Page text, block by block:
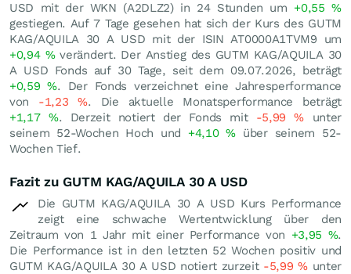
USD mit der WKN (A2DLZ2) in 24 Stunden um +0,55%
gestiegen. Auf 7 Tage gesehen hat sich der Kurs des GUTM
KAG/AQUILA 30 A USD mit der ISIN AT0000A1TVM9 um
+0,94 %verändert. Der Anstieg des GUTM KAG/AQUILA 30
A USD Fonds auf 30 Tage, seit dem 09.07.2026, beträgt
+0,59%. Der Fonds verzeichnet eine Jahresperformance
von -1,23%. Die aktuelle Monatsperformance beträgt
+1,17 %. Derzeit notiert der Fonds mit -5,99% unter
seinem 52-Wochen Hoch und +4,10% über seinem 52-
Wochen Tief.
Fazit zu GUTM KAG/AQUILA 30 A USD
Die GUTM KAG/AQUILA 30 A USD Kurs Performance
zeigt eine schwache Wertentwicklung über den
Zeitraum von 1 Jahr mit einer Performance von +3,95 %.
Die Performance ist in den letzten 52 Wochen positiv und
GUTM KAG/AQUILA 30 A USD notiert zurzeit -5,99%unter